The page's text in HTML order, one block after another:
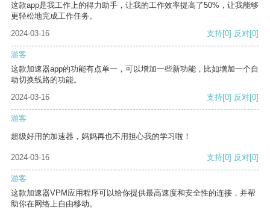
这款app是我工作上的得力助手，让我的工作效率提高了50%，让我能够
更轻松地完成工作任务。
2024-03-16
支持[0] 反对[0]
游客
这款加速器app的功能有点单一，可以增加一些新功能，比如增加一个自
动切换线路的功能。
2024-03-16
支持[0] 反对[0]
游客
超级好用的加速器，妈妈再也不用担心我的学习啦！
2024-03-16 支持[0] 反对[0]
游客
这款加速器VPM应用程序可以给你提供最高速度和安全性的连接，并帮
助你在网络上自由移动。